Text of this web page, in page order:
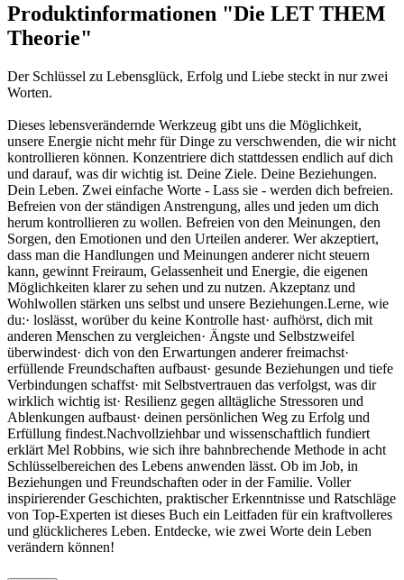
Produktinformationen "Die LET THEM
Theorie"
Der Schlüssel zu Lebensglück, Erfolg und Liebe steckt in nur zwei
Worten.
Dieses lebensverändernde Werkzeug gibt uns die Möglichkeit,
unsere Energie nicht mehr für Dinge zu verschwenden, die wir nicht
kontrollieren können. Konzentriere dich stattdessen endlich auf dich
und darauf, was dir wichtig ist. Deine Ziele. Deine Beziehungen.
Dein Leben. Zwei einfache Worte - Lass sie - werden dich befreien.
Befreien von der ständigen Anstrengung, alles und jeden um dich
herum kontrollieren zu wollen. Befreien von den Meinungen, den
Sorgen, den Emotionen und den Urteilen anderer. Wer akzeptiert,
dass man die Handlungen und Meinungen anderer nicht steuern
kann, gewinnt Freiraum, Gelassenheit und Energie, die eigenen
Möglichkeiten klarer zu sehen und zu nutzen. Akzeptanz und
Wohlwollen stärken uns selbst und unsere Beziehungen.Lerne, wie
du:· loslässt, worüber du keine Kontrolle hast· aufhörst, dich mit
anderen Menschen zu vergleichen· Ängste und Selbstzweifel
überwindest· dich von den Erwartungen anderer freimachst·
erfüllende Freundschaften aufbaust· gesunde Beziehungen und tiefe
Verbindungen schaffst· mit Selbstvertrauen das verfolgst, was dir
wirklich wichtig ist· Resilienz gegen alltägliche Stressoren und
Ablenkungen aufbaust· deinen persönlichen Weg zu Erfolg und
Erfüllung findest.Nachvollziehbar und wissenschaftlich fundiert
erklärt Mel Robbins, wie sich ihre bahnbrechende Methode in acht
Schlüsselbereichen des Lebens anwenden lässt. Ob im Job, in
Beziehungen und Freundschaften oder in der Familie. Voller
inspirierender Geschichten, praktischer Erkenntnisse und Ratschläge
von Top-Experten ist dieses Buch ein Leitfaden für ein kraftvolleres
und glücklicheres Leben. Entdecke, wie zwei Worte dein Leben
verändern können!